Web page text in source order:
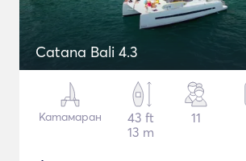
Catana Bali 4.3
Катамаран
43 ft
13 m
11